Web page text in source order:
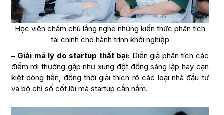
Học viên chăm chú lắng nghe những kiến thức phân tích
tài chính cho hành trình khởi nghiệp
– Giải mã lý do startup thất bại: Diễn giả phân tích các
điểm rơi thường gặp như xung đột đồng sáng lập hay cạn
kiệt dòng tiền, đồng thời giải thích rõ các loại nhà đầu tư
và bộ chỉ số cốt lõi mà startup cần nắm.